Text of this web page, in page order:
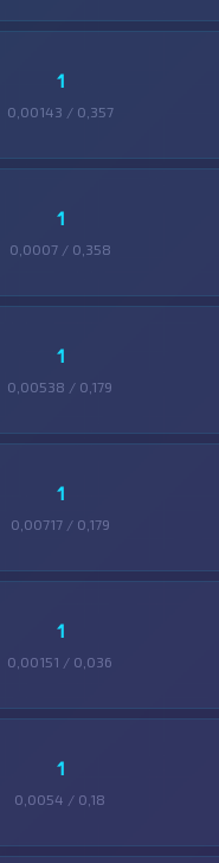
1
0,00143 / 0,357
1
0,0007 / 0,358
1
0,00538 / 0,179
1
0,00717 / 0,179
1
0,00151 / 0,036
1
0,0054 / 0,18